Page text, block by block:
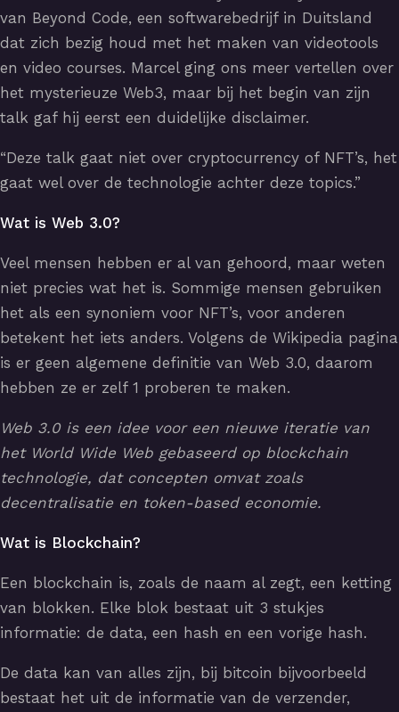
van Beyond Code, een softwarebedrijf in Duitsland
dat zich bezig houd met het maken van videotools
en video courses. Marcel ging ons meer vertellen over
het mysterieuze Web3, maar bij het begin van zijn
talk gaf hij eerst een duidelijke disclaimer.
“Deze talk gaat niet over cryptocurrency of NFT’s, het
gaat wel over de technologie achter deze topics.”
Wat is Web 3.0?
Veel mensen hebben er al van gehoord, maar weten
niet precies wat het is. Sommige mensen gebruiken
het als een synoniem voor NFT’s, voor anderen
betekent het iets anders. Volgens de Wikipedia pagina
is er geen algemene definitie van Web 3.0, daarom
hebben ze er zelf 1 proberen te maken.
Web 3.0 is een idee voor een nieuwe iteratie van
het World Wide Web gebaseerd op blockchain
technologie, dat concepten omvat zoals
decentralisatie en token-based economie.
Wat is Blockchain?
Een blockchain is, zoals de naam al zegt, een ketting
van blokken. Elke blok bestaat uit 3 stukjes
informatie: de data, een hash en een vorige hash.
De data kan van alles zijn, bij bitcoin bijvoorbeeld
bestaat het uit de informatie van de verzender,